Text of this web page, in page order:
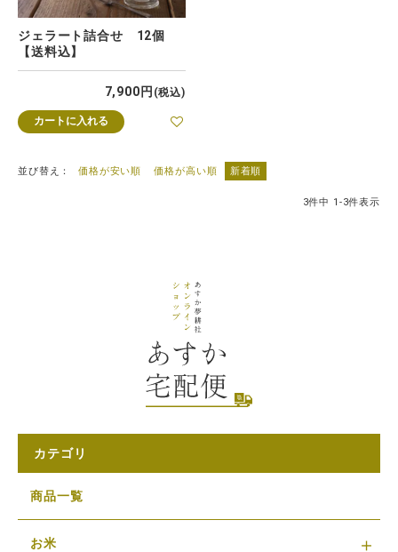
ジェラート詰合せ 12個
【送料込】
7,900 税込
カートに入れる
並び替え 価格が安い順 価格が高い順 新着順
3件中 1 -3件表示
カテゴリ
商品一覧
お米